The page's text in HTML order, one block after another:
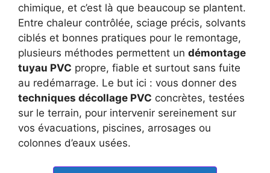
chimique, et c’est là que beaucoup se plantent.
Entre chaleur contrôlée, sciage précis, solvants
ciblés et bonnes pratiques pour le remontage,
plusieurs méthodes permettent un démontage
tuyau PVC propre, fiable et surtout sans fuite
au redémarrage. Le but ici : vous donner des
techniques décollage PVC concrètes, testées
sur le terrain, pour intervenir sereinement sur
vos évacuations, piscines, arrosages ou
colonnes d’eaux usées.